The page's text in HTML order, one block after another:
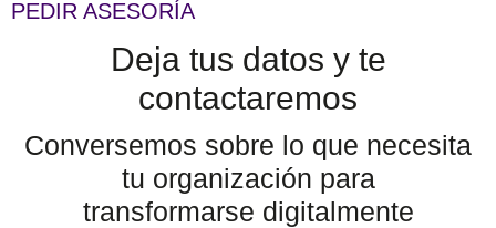
PEDIR ASESORÍA
Deja tus datos y te
contactaremos
Conversemos sobre lo que necesita
tu organización para
transformarse digitalmente